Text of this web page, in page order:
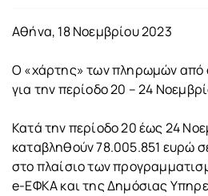
Αθήνα, 18 Νοεμβρίου 2023
Ο «χάρτης» των πληρωμών
για την περίοδο 20 – 24
Κατά την περίοδο 20 έως 24
καταβληθούν 78.005.851 ευρώ
στο πλαίσιο των
e-ΕΦΚΑ και της Δημόσιας